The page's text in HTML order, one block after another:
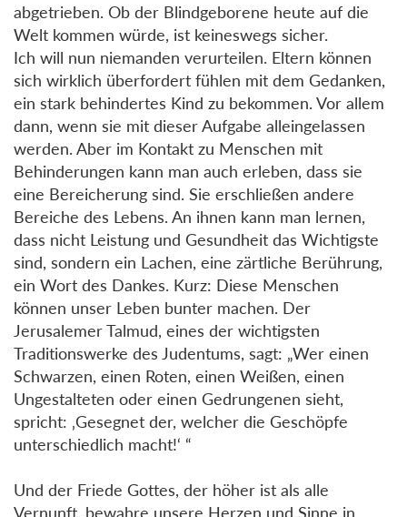
abgetrieben. Ob der Blindgeborene heute auf die
Welt kommen würde, ist keineswegs sicher.
Ich will nun niemanden verurteilen. Eltern können
sich wirklich überfordert fühlen mit dem Gedanken,
ein stark behindertes Kind zu bekommen. Vor allem
dann, wenn sie mit dieser Aufgabe alleingelassen
werden. Aber im Kontakt zu Menschen mit
Behinderungen kann man auch erleben, dass sie
eine Bereicherung sind. Sie erschließen andere
Bereiche des Lebens. An ihnen kann man lernen,
dass nicht Leistung und Gesundheit das Wichtigste
sind, sondern ein Lachen, eine zärtliche Berührung,
ein Wort des Dankes. Kurz: Diese Menschen
können unser Leben bunter machen. Der
Jerusalemer Talmud, eines der wichtigsten
Traditionswerke des Judentums, sagt: „Wer einen
Schwarzen, einen Roten, einen Weißen, einen
Ungestalteten oder einen Gedrungenen sieht,
spricht: ‚Gesegnet der, welcher die Geschöpfe
unterschiedlich macht!‘ “
Und der Friede Gottes, der höher ist als alle
Vernunft, bewahre unsere Herzen und Sinne in